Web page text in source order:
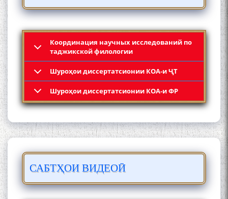
Координация научных исследований по
таджикской филологии
Шyроҳои диссертатсионии КОА-и ҶТ
Шyроҳои диссертатсионии КОА-и ФР
САБТҲОИ ВИДЕОӢ
ШУД!
Кадамчо Худои Шарифзода
Сайре дар Осорхона
Муҳаммадҷон Раҳимӣ